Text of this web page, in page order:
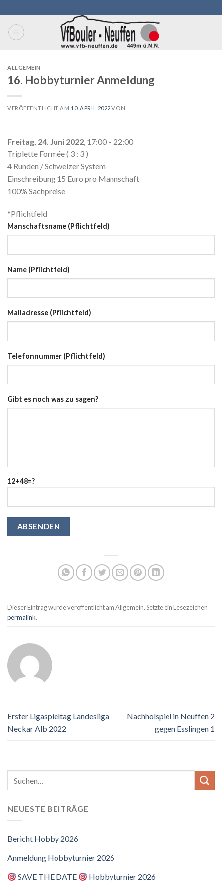
to
content
ALLGEMEIN
16. Hobbyturnier Anmeldung
VERÖFFENTLICHT AM 10. APRIL 2022 VON
Freitag, 24. Juni 2022 , 17:00 – 22:00
Triplette Formée ( 3 : 3 )
4 Runden / Schweizer System
Einschreibung 15 Euro pro Mannschaft
100% Sachpreise
*Pflichtfeld
Manschaftsname (Pflichtfeld)
Name (Pflichtfeld)
Mailadresse (Pflichtfeld)
Telefonnummer (Pflichtfeld)
Gibt es noch was zu sagen?
12+48=?
Dieser Eintrag wurde veröffentlicht am Allgemein. Setzte ein Lesezeichen
permalink.
Erster Ligaspieltag Landesliga
Neckar Alb 2022
Nachholspiel in Neuffen 2
gegen Esslingen 1
NEUESTE BEITRÄGE
Bericht Hobby 2026
Anmeldung Hobbyturnier 2026
SAVE THE DATE
Hobbyturnier 2026